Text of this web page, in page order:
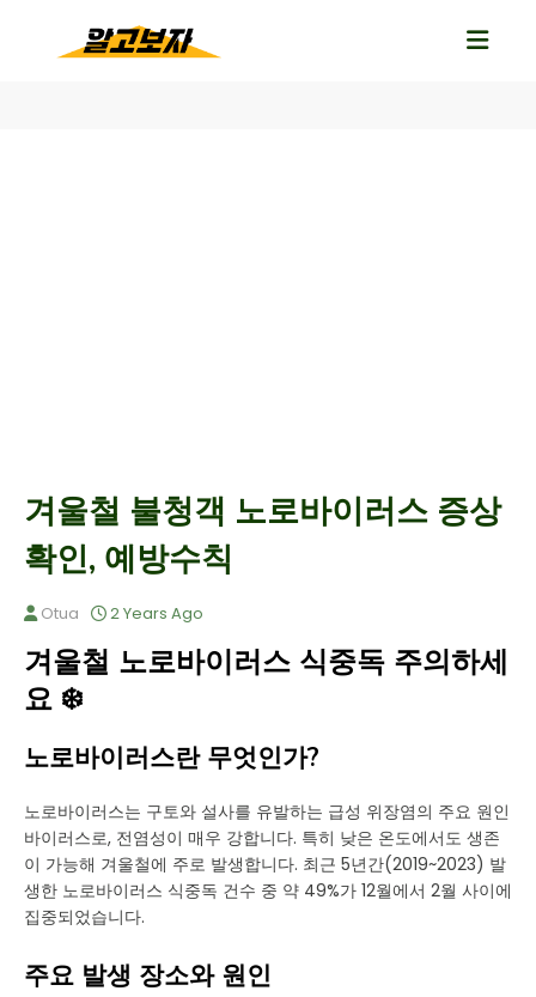
겨울철 불청객 노로바이러스 증상
확인, 예방수칙
Otua 2 Years Ago
겨울철 노로바이러스 식중독 주의하세
요 ❄️
노로바이러스란 무엇인가?
노로바이러스는 구토와 설사를 유발하는 급성 위장염의 주요 원인
바이러스로, 전염성이 매우 강합니다. 특히 낮은 온도에서도 생존
이 가능해 겨울철에 주로 발생합니다. 최근 5년간(2019~2023) 발
생한 노로바이러스 식중독 건수 중 약 49%가 12월에서 2월 사이에
집중되었습니다.
주요 발생 장소와 원인